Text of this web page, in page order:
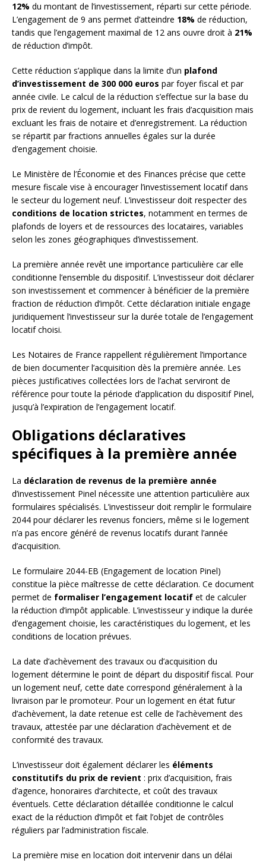
12% du montant de l’investissement, réparti sur cette période.
L’engagement de 9 ans permet d’atteindre 18% de réduction,
tandis que l’engagement maximal de 12 ans ouvre droit à 21%
de réduction d’impôt.
Cette réduction s’applique dans la limite d’un plafond
d’investissement de 300 000 euros par foyer fiscal et par
année civile. Le calcul de la réduction s’effectue sur la base du
prix de revient du logement, incluant les frais d’acquisition mais
excluant les frais de notaire et d’enregistrement. La réduction
se répartit par fractions annuelles égales sur la durée
d’engagement choisie.
Le Ministère de l’Économie et des Finances précise que cette
mesure fiscale vise à encourager l’investissement locatif dans
le secteur du logement neuf. L’investisseur doit respecter des
conditions de location strictes, notamment en termes de
plafonds de loyers et de ressources des locataires, variables
selon les zones géographiques d’investissement.
La première année revêt une importance particulière car elle
conditionne l’ensemble du dispositif. L’investisseur doit déclarer
son investissement et commencer à bénéficier de la première
fraction de réduction d’impôt. Cette déclaration initiale engage
juridiquement l’investisseur sur la durée totale de l’engagement
locatif choisi.
Les Notaires de France rappellent régulièrement l’importance
de bien documenter l’acquisition dès la première année. Les
pièces justificatives collectées lors de l’achat serviront de
référence pour toute la période d’application du dispositif Pinel,
jusqu’à l’expiration de l’engagement locatif.
Obligations déclaratives
spécifiques à la première année
La déclaration de revenus de la première année
d’investissement Pinel nécessite une attention particulière aux
formulaires spécialisés. L’investisseur doit remplir le formulaire
2044 pour déclarer les revenus fonciers, même si le logement
n’a pas encore généré de revenus locatifs durant l’année
d’acquisition.
Le formulaire 2044-EB (Engagement de location Pinel)
constitue la pièce maîtresse de cette déclaration. Ce document
permet de formaliser l’engagement locatif et de calculer
la réduction d’impôt applicable. L’investisseur y indique la durée
d’engagement choisie, les caractéristiques du logement, et les
conditions de location prévues.
La date d’achèvement des travaux ou d’acquisition du
logement détermine le point de départ du dispositif fiscal. Pour
un logement neuf, cette date correspond généralement à la
livraison par le promoteur. Pour un logement en état futur
d’achèvement, la date retenue est celle de l’achèvement des
travaux, attestée par une déclaration d’achèvement et de
conformité des travaux.
L’investisseur doit également déclarer les éléments
constitutifs du prix de revient : prix d’acquisition, frais
d’agence, honoraires d’architecte, et coût des travaux
éventuels. Cette déclaration détaillée conditionne le calcul
exact de la réduction d’impôt et fait l’objet de contrôles
réguliers par l’administration fiscale.
La première mise en location doit intervenir dans un délai